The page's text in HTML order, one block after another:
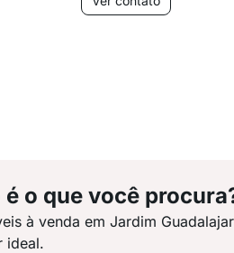
o que você
à venda em Jardim
ideal.